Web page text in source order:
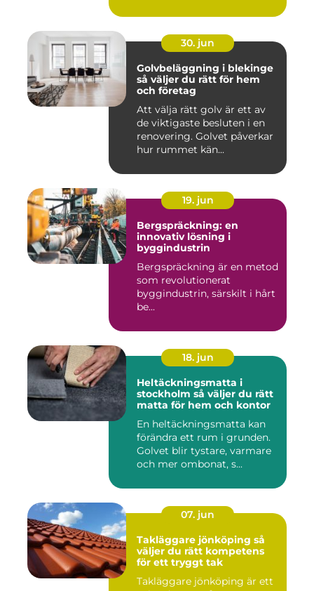
30. jun
Golvbeläggning i blekinge
så väljer du rätt för hem
och företag
Att välja rätt golv är ett av
de viktigaste besluten i en
renovering. Golvet påverkar
hur rummet kän...
19. jun
Bergspräckning: en
innovativ lösning i
byggindustrin
Bergspräckning är en metod
som revolutionerat
byggindustrin, särskilt i hårt
be...
18. jun
Heltäckningsmatta i
stockholm så väljer du rätt
matta för hem och kontor
En heltäckningsmatta kan
förändra ett rum i grunden.
Golvet blir tystare, varmare
och mer ombonat, s...
07. jun
Takläggare jönköping så
väljer du rätt kompetens
för ett tryggt tak
Takläggare jönköping är ett